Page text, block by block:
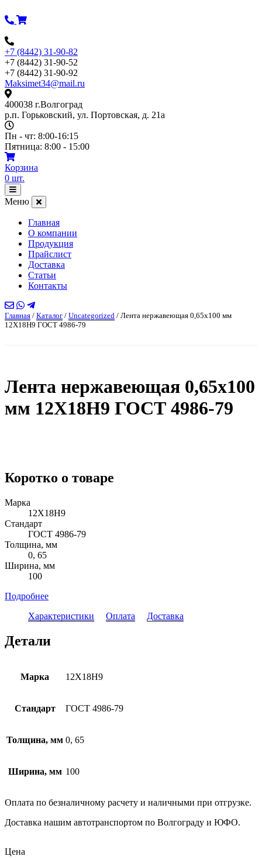
к
+7 (8442) 31-90-82
+7 (8442) 31-90-52
+7 (8442) 31-90-92
Maksimet34@mail.ru
400038 г.Волгоград
р.п. Горьковский, ул. Портовская, д. 21а
Пн - чт: 8:00-16:15
Пятница: 8:00 - 15:00
Корзина
0 шт.
Открыть
меню
Меню
Главная
О компании
Продукция
Прайслист
Доставка
Статьи
Контакты
Главная / Каталог / Uncategorized / Лента нержавеющая 0,65х100 мм
12Х18Н9 ГОСТ 4986-79
Лента нержавеющая 0,65х100
мм 12Х18Н9 ГОСТ 4986-79
Коротко о товаре
Марка
12Х18Н9
Стандарт
ГОСТ 4986-79
Толщина, мм
0, 65
Ширина, мм
100
Подробнее
Характеристики
Оплата Доставка
Детали
Марка 12Х18Н9
Стандарт ГОСТ 4986-79
Толщина, мм 0, 65
Ширина, мм 100
Оплата по безналичному расчету и наличными при отгрузке.
Доставка нашим автотранспортом по Волгограду и ЮФО.
Цена